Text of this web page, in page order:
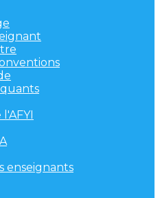
enseignants